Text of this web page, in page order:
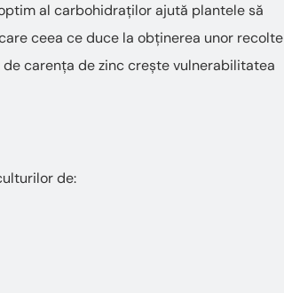
al carbohidraților ajută plantele să
ceea ce duce la obținerea unor recolte
carența de zinc crește vulnerabilitatea
de: